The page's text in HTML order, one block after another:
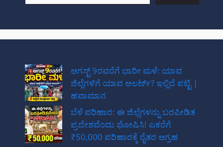
ಆಗಸ್ಟ್ 9ರವರೆಗೆ ಭಾರೀ ಮಳೆ: ಯಾವ
ಜಿಲ್ಲೆಗಳಿಗೆ ಯಾವ ಅಲರ್ಟ್? ಇಲ್ಲಿದೆ ಪಟ್ಟಿ |
ಹವಾಮಾನ
ಬೆಳೆ ಪರಿಹಾರ: ಈ ಜಿಲ್ಲೆಗಳನ್ನು ಬರಪೀಡಿತ
ಪ್ರದೇಶವೆಂದು ಘೋಷಿಸಿ! ಎಕರೆಗೆ
₹50,000 ಪರಿಹಾರಕ್ಕೆ ರೈತರ ಆಗ್ರಹ